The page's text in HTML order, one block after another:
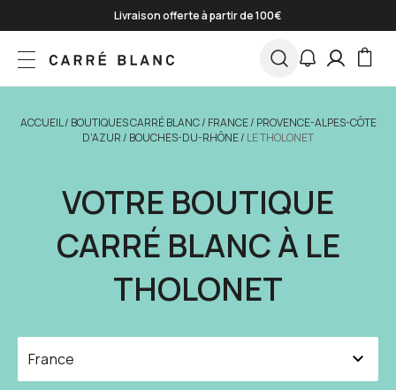
Livraison offerte à partir de 100€
ACCUEIL/ BOUTIQUES CARRÉ BLANC/ FRANCE/ PROVENCE-ALPES-CÔTE
D'AZUR/ BOUCHES-DU-RHÔNE/ LE THOLONET
VOTRE BOUTIQUE
CARRÉ BLANC À LE
THOLONET